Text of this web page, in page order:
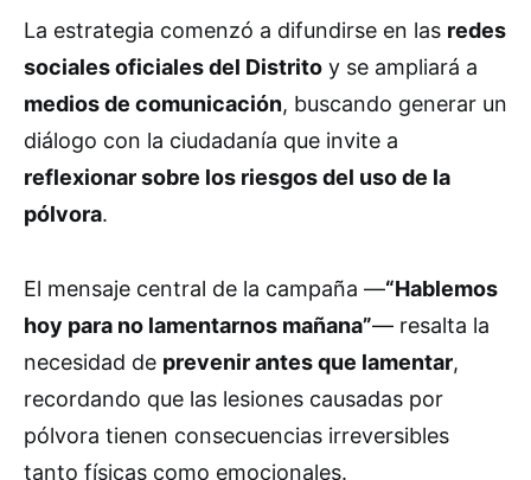
La estrategia comenzó a difundirse en las redes
sociales oficiales del Distrito y se ampliará a
medios de comunicación, buscando generar un
diálogo con la ciudadanía que invite a
reflexionar sobre los riesgos del uso de la
pólvora.
El mensaje central de la campaña —“Hablemos
hoy para no lamentarnos mañana”— resalta la
necesidad de prevenir antes que lamentar,
recordando que las lesiones causadas por
pólvora tienen consecuencias irreversibles
tanto físicas como emocionales.